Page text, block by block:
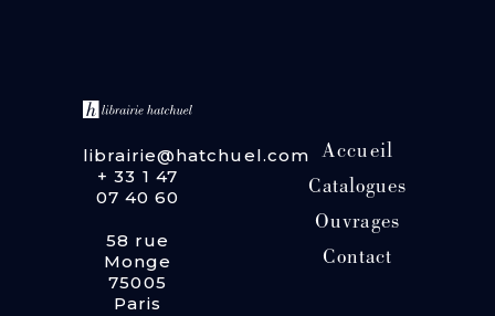
librairie@hatchuel.com
+ 33 1 47
07 40 60
58 rue
Monge
75005
Paris
Accueil
Catalogues
Ouvrages
Contact